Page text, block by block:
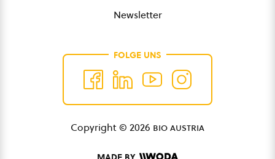
Newsletter
FOLGE UNS
Copyright © 2026 bio austria